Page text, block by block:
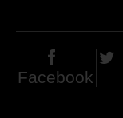
Facebook